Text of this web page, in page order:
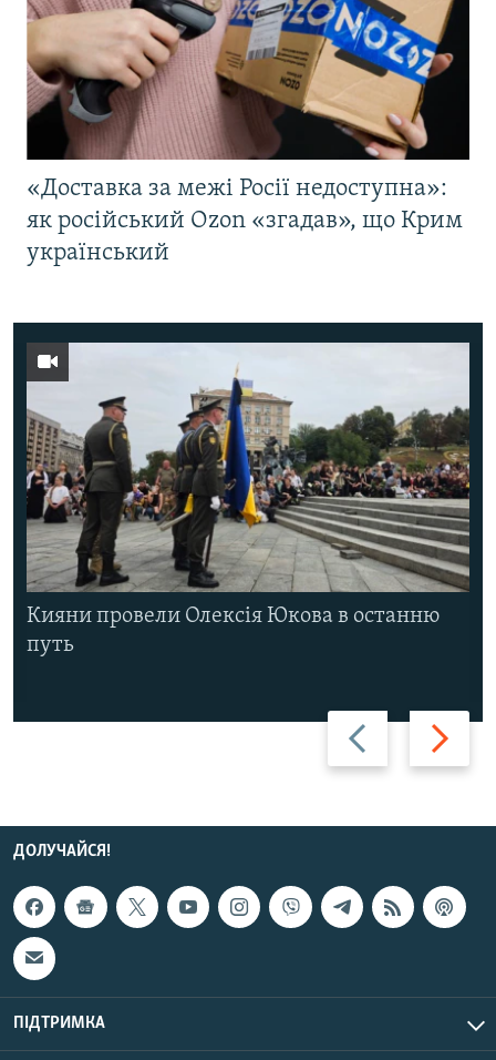
«Доставка за межі Росії недоступна»:
як російський Ozon «згадав», що Крим
український
Назад Вперед
Кияни провели Олексія Юкова в останню
путь
ДОЛУЧАЙСЯ!
ПІДТРИМКА